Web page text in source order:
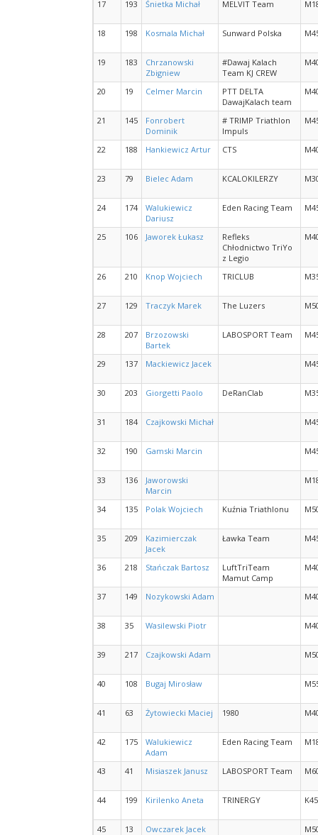
17 193 Śnietka Michał MELVIT Team
18 198 Kosmala Michał Sunward Polska
19 183
Chrzanowski
Zbigniew
#Dawaj Kalach
Team KJ CREW
20 19 Celmer Marcin
PTT DELTA
DawajKalach team
21 145
Fonrobert
Dominik
# TRIMP Triathlon
Impuls
22 188 Hankiewicz Artur CTS
23 79 Bielec Adam KCALOKILERZY
24 174
Walukiewicz
Dariusz
Eden Racing Team
25 106 Jaworek Łukasz
Refleks
Chłodnictwo TriYo
z Legio
26 210 Knop Wojciech TRICLUB
27 129 Traczyk Marek The Luzers
28 207
Brzozowski
Bartek
LABOSPORT Team
29 137 Mackiewicz Jacek
30 203 Giorgetti Paolo DeRanClab
31 184 Czajkowski Michał
32 190 Gamski Marcin
33 136
Jaworowski
Marcin
34 135 Polak Wojciech Kuźnia Triathlonu
35 209
Kazimierczak
Jacek
Ławka Team
36 218 Stańczak Bartosz
LuftTriTeam
Mamut Camp
37 149 Nozykowski Adam
38 35 Wasilewski Piotr
39 217 Czajkowski Adam
40 108 Bugaj Mirosław
41 63 Żytowiecki Maciej 1980
42 175
Walukiewicz
Adam
Eden Racing Team
43 41 Misiaszek Janusz LABOSPORT Team
44 199 Kirilenko Aneta TRINERGY K45
45 13 Owczarek Jacek